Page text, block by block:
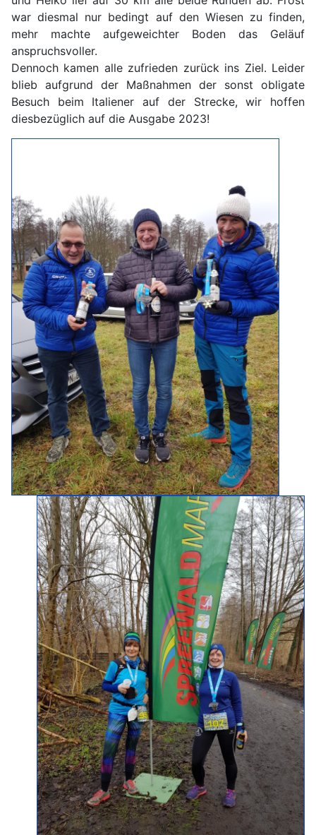
war diesmal nur bedingt auf den Wiesen zu finden,
mehr machte aufgeweichter Boden das Geläuf
anspruchsvoller.
Dennoch kamen alle zufrieden zurück ins Ziel. Leider
blieb aufgrund der Maßnahmen der sonst obligate
Besuch beim Italiener auf der Strecke, wir hoffen
diesbezüglich auf die Ausgabe 2023!